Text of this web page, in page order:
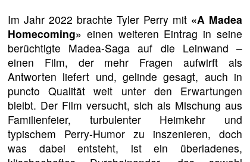
Im Jahr 2022 brachte Tyler Perry mit «A Madea
Homecoming» einen weiteren Eintrag in seine
berüchtigte Madea-Saga auf die Leinwand –
einen Film, der mehr Fragen aufwirft als
Antworten liefert und, gelinde gesagt, auch in
puncto Qualität weit unter den Erwartungen
bleibt. Der Film versucht, sich als Mischung aus
Familienfeier, turbulenter Heimkehr und
typischem Perry-Humor zu inszenieren, doch
was dabei entsteht, ist ein überladenes,